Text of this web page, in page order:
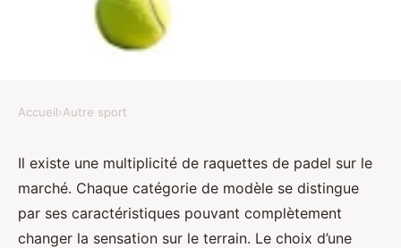
AUTRE SPORT
Bien choisir sa raquette de padel
24 octobre 2024 4 min de lecture
Accueil›Autre sport
Il existe une multiplicité de raquettes de padel sur le
marché. Chaque catégorie de modèle se distingue
par ses caractéristiques pouvant complètement
changer la sensation sur le terrain. Le choix d’une